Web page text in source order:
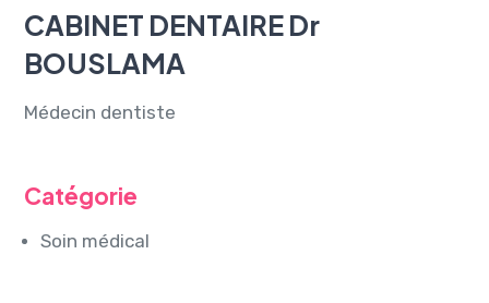
CABINET DENTAIRE Dr
BOUSLAMA
Médecin dentiste
Catégorie
Soin médical